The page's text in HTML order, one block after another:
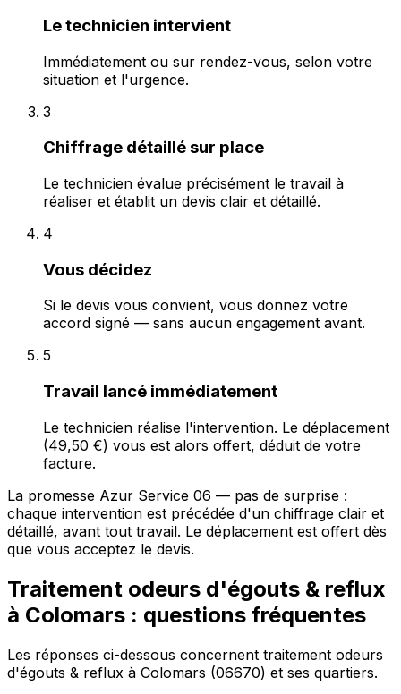
Le technicien intervient
Immédiatement ou sur rendez-vous, selon votre
situation et l'urgence.
3
Chiffrage détaillé sur place
Le technicien évalue précisément le travail à
réaliser et établit un devis clair et détaillé.
4
Vous décidez
Si le devis vous convient, vous donnez votre
accord signé — sans aucun engagement avant.
5
Travail lancé immédiatement
Le technicien réalise l'intervention. Le déplacement
(49,50 €) vous est alors offert, déduit de votre
facture.
La promesse Azur Service 06 — pas de surprise :
chaque intervention est précédée d'un chiffrage clair et
détaillé, avant tout travail. Le déplacement est offert dès
que vous acceptez le devis.
Traitement odeurs d'égouts & reflux
à Colomars : questions fréquentes
Les réponses ci-dessous concernent traitement odeurs
d'égouts & reflux à Colomars (06670) et ses quartiers.